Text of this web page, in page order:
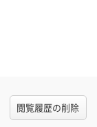
閲覧履歴の削除